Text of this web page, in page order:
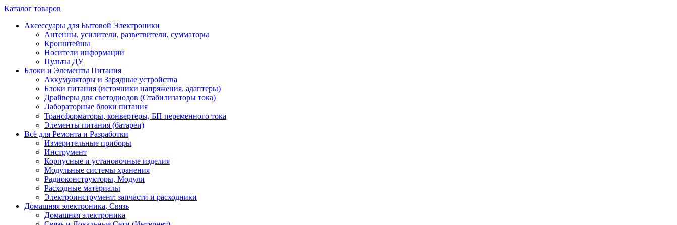
Каталог товаров
Аксессуары для Бытовой Электроники
Антенны, усилители, разветвители, сумматоры
Кронштейны
Носители информации
Пульты ДУ
Блоки и Элементы Питания
Аккумуляторы и Зарядные устройства
Блоки питания (источники напряжения, адаптеры)
Драйверы для светодиодов (Стабилизаторы тока)
Лабораторные блоки питания
Трансформаторы, конвертеры, БП переменного тока
Элементы питания (батареи)
Всё для Ремонта и Разработки
Измерительные приборы
Инструмент
Корпусные и установочные изделия
Модульные системы хранения
Радиоконструкторы, Модули
Расходные материалы
Электроинструмент: запчасти и расходники
Домашняя электроника, Связь
Домашняя электроника